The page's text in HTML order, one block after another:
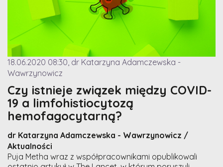
18.06.2020 08:30, dr Katarzyna Adamczewska -
Wawrzynowicz
Czy istnieje związek między COVID-
19 a limfohistiocytozą
hemofagocytarną?
dr Katarzyna Adamczewska - Wawrzynowicz /
Aktualności
Puja Metha wraz z współpracownikami opublikowali